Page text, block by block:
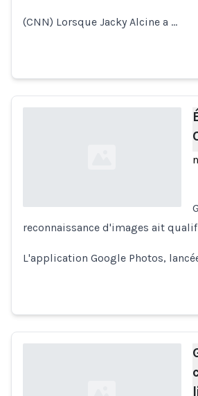
(CNN) Lorsque Jacky Alcine a …
reconnaissance d'images ait
L'application Google Photos,